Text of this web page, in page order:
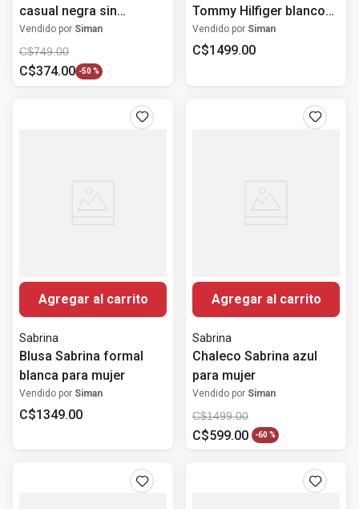
casual negra sin
mangas para mujer
Vendido por Siman
C$749.00
C$374.00 -50 %
Tommy Hilfiger blanco
sólido para hombre
Vendido por Siman
C$1499.00
Agregar al carrito
Sabrina
Blusa Sabrina formal
blanca para mujer
Vendido por Siman
C$1349.00
Agregar al carrito
Sabrina
Chaleco Sabrina azul
para mujer
Vendido por Siman
C$1499.00
C$599.00 -60 %